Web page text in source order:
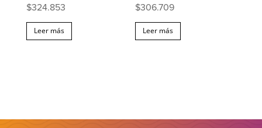
$324.853
Leer más
$306.709
Leer más